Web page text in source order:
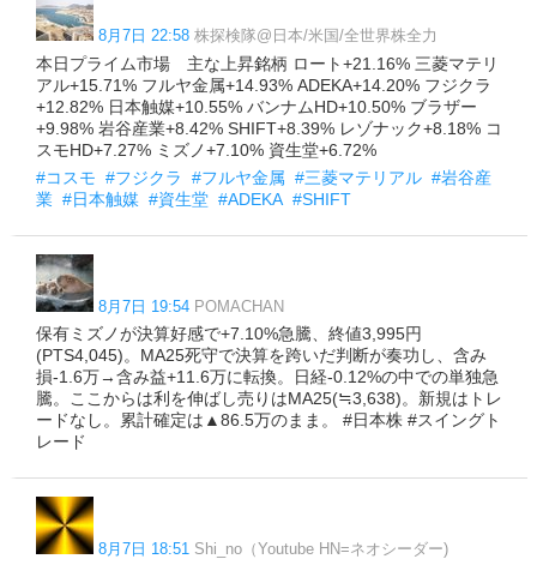
8月7日 22:58 株探検隊@日本/米国/全世界株全力
本日プライム市場 主な上昇銘柄 ロート+21.16% 三菱マテリ
アル+15.71% フルヤ金属+14.93% ADEKA+14.20% フジクラ
+12.82% 日本触媒+10.55% バンナムHD+10.50% ブラザー
+9.98% 岩谷産業+8.42% SHIFT+8.39% レゾナック+8.18% コ
スモHD+7.27% ミズノ+7.10% 資生堂+6.72%
#コスモ #フジクラ #フルヤ金属 #三菱マテリアル #岩谷産
業 #日本触媒 #資生堂 #ADEKA #SHIFT
8月7日 19:54 POMACHAN
保有ミズノが決算好感で+7.10%急騰、終値3,995円
(PTS4,045)。MA25死守で決算を跨いだ判断が奏功し、含み
損-1.6万→含み益+11.6万に転換。日経-0.12%の中での単独急
騰。ここからは利を伸ばし売りはMA25(≒3,638)。新規はトレ
ードなし。累計確定は▲86.5万のまま。 #日本株 #スイングト
レード
8月7日 18:51 Shi_no（Youtube HN=ネオシーダー)